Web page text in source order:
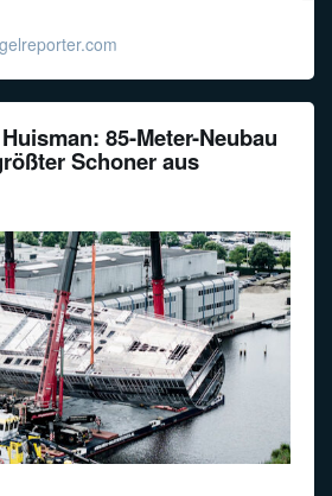
85-Meter-Neubau
Schoner aus